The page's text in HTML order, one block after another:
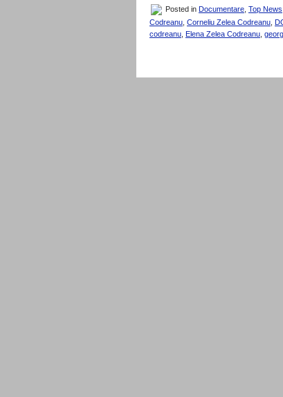
Posted in Documentare Top News
Codreanu Corneliu Zelea Codreanu
codreanu Elena Zelea Codreanu